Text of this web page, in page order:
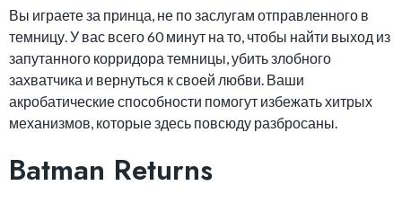
Вы играете за принца, не по заслугам отправленного в
темницу. У вас всего 60 минут на то, чтобы найти выход из
запутанного корридора темницы, убить злобного
захватчика и вернуться к своей любви. Ваши
акробатические способности помогут избежать хитрых
механизмов, которые здесь повсюду разбросаны.
Batman Returns